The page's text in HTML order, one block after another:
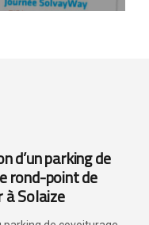
d’un parking de
rond-point de
à Solaize